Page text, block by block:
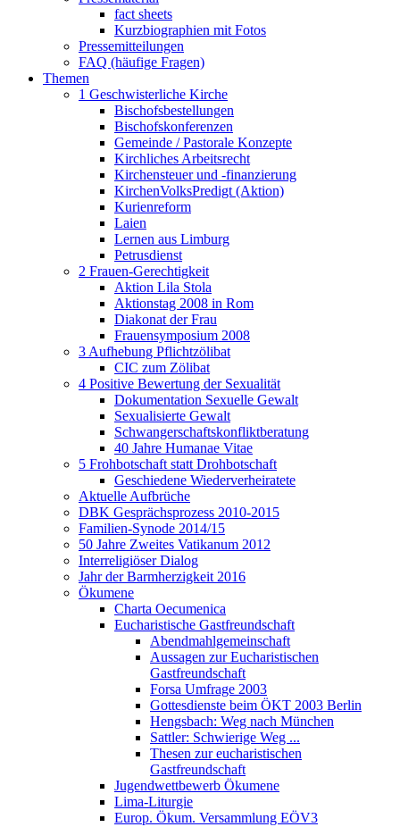
fact sheets
Kurzbiographien mit Fotos
Pressemitteilungen
FAQ (häufige Fragen)
Themen
1 Geschwisterliche Kirche
Bischofsbestellungen
Bischofskonferenzen
Gemeinde / Pastorale Konzepte
Kirchliches Arbeitsrecht
Kirchensteuer und -finanzierung
KirchenVolksPredigt (Aktion)
Kurienreform
Laien
Lernen aus Limburg
Petrusdienst
2 Frauen-Gerechtigkeit
Aktion Lila Stola
Aktionstag 2008 in Rom
Diakonat der Frau
Frauensymposium 2008
3 Aufhebung Pflichtzölibat
CIC zum Zölibat
4 Positive Bewertung der Sexualität
Dokumentation Sexuelle Gewalt
Sexualisierte Gewalt
Schwangerschaftskonfliktberatung
40 Jahre Humanae Vitae
5 Frohbotschaft statt Drohbotschaft
Geschiedene Wiederverheiratete
Aktuelle Aufbrüche
DBK Gesprächsprozess 2010-2015
Familien-Synode 2014/15
50 Jahre Zweites Vatikanum 2012
Interreligiöser Dialog
Jahr der Barmherzigkeit 2016
Ökumene
Charta Oecumenica
Eucharistische Gastfreundschaft
Abendmahlgemeinschaft
Aussagen zur Eucharistischen
Gastfreundschaft
Forsa Umfrage 2003
Gottesdienste beim ÖKT 2003 Berlin
Hengsbach: Weg nach München
Sattler: Schwierige Weg ...
Thesen zur eucharistischen
Gastfreundschaft
Jugendwettbewerb Ökumene
Lima-Liturgie
Europ. Ökum. Versammlung EÖV3